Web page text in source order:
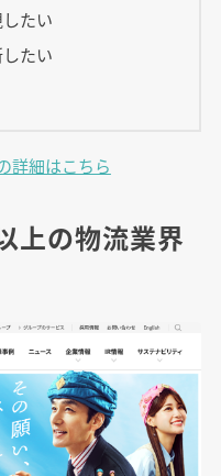
たい
たい
詳細はこちら
上の物流業界